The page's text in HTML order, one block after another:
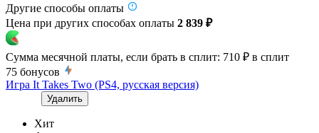
Другие способы оплаты
Цена при других способах оплаты 2 839 ₽
Сумма месячной платы, если брать в сплит: 710 ₽ в сплит
75 бонусов
Игра It Takes Two (PS4, русская версия)
Удалить
Хит